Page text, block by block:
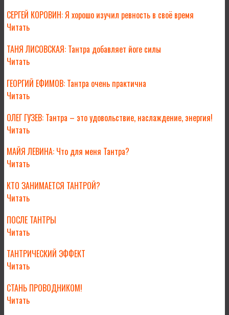
СЕРГЕЙ КОРОВИН: Я хорошо изучил ревность в своё время
Читать
ТАНЯ ЛИСОВСКАЯ: Тантра добавляет йоге силы
Читать
ГЕОРГИЙ ЕФИМОВ: Тантра очень практична
Читать
ОЛЕГ ГУЗЕВ: Тантра – это удовольствие, наслаждение, энергия!
Читать
МАЙЯ ЛЕВИНА: Что для меня Тантра?
Читать
КТО ЗАНИМАЕТСЯ ТАНТРОЙ?
Читать
ПОСЛЕ ТАНТРЫ
Читать
ТАНТРИЧЕСКИЙ ЭФФЕКТ
Читать
СТАНЬ ПРОВОДНИКОМ!
Читать